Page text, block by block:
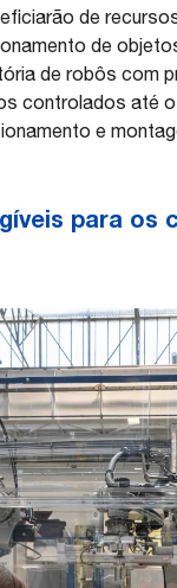
de
de
de robôs com
controlados até
e
para os